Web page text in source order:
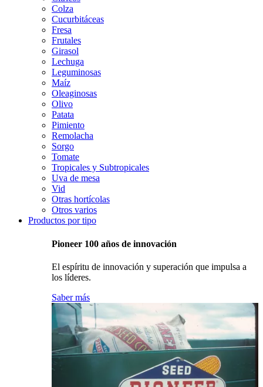
Colza
Cucurbitáceas
Fresa
Frutales
Girasol
Lechuga
Leguminosas
Maíz
Oleaginosas
Olivo
Patata
Pimiento
Remolacha
Sorgo
Tomate
Tropicales y Subtropicales
Uva de mesa
Vid
Otras hortícolas
Otros varios
Productos por tipo
Pioneer 100 años de innovación
El espíritu de innovación y superación que impulsa a
los líderes.
Saber más